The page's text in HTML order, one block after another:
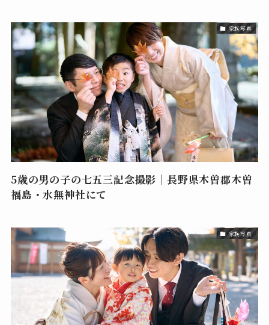
家族写真
5歳の男の子の七五三記念撮影｜長野県木曽郡木曽
福島・水無神社にて
家族写真